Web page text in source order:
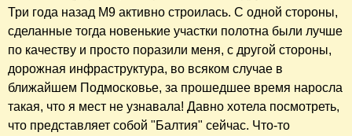
Три года назад М9 активно строилась. С одной стороны,
сделанные тогда новенькие участки полотна были лучше
по качеству и просто поразили меня, с другой стороны,
дорожная инфраструктура, во всяком случае в
ближайшем Подмосковье, за прошедшее время наросла
такая, что я мест не узнавала! Давно хотела посмотреть,
что представляет собой "Балтия" сейчас. Что-то